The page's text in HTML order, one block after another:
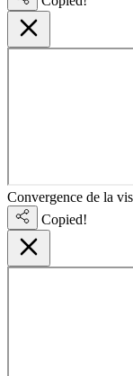
Convergence de la
Copied!